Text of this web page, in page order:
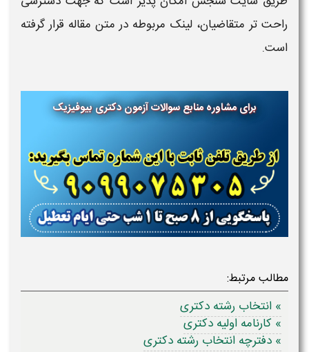
راحت‌ تر متقاضیان، لینک مربوطه در متن مقاله قرار گرفته
است.
برای مشاوره منابع سوالات آزمون دکتری بیوفیزیک
مطالب مرتبط:
» انتخاب رشته دکتری
» کارنامه اولیه دکتری
» دفترچه انتخاب رشته دکتری